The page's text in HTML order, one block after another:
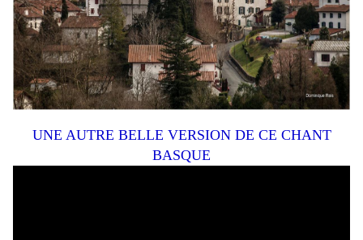
UNE AUTRE BELLE VERSION DE CE CHANT
BASQUE